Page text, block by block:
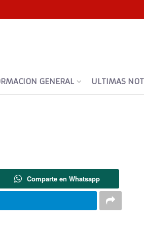
GENERAL ULTIMAS
Comparte en Whatsapp